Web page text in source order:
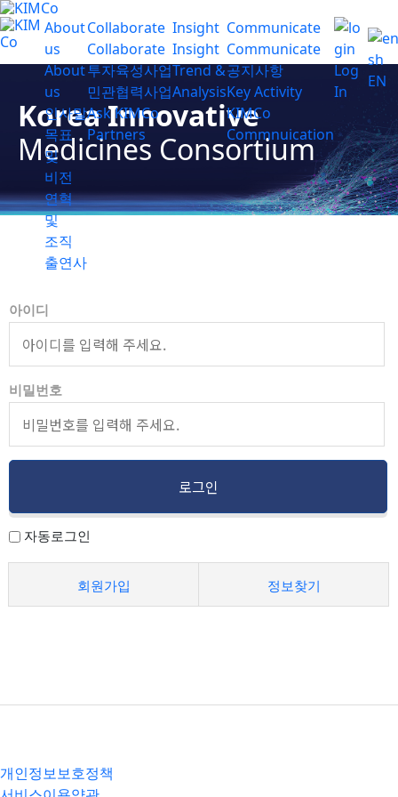
About
us
About
us
인사말
목표
및
비전
연혁
및
조직
출연사
Collaborate
Collaborate
투자육성사업
민관협력사업
Ask KIMCo
Partners
Insight
Insight
Trend &
Analysis
Communicate
Communicate
공지사항
Key Activity
KIMCo
Commnuication
Log
In
EN
Korea Innovative
Medicines Consortium
아이디
비밀번호
자동로그인
회원가입 정보찾기
개인정보보호정책